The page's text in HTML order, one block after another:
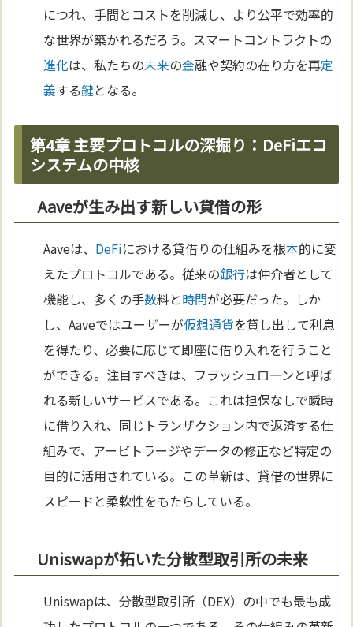
につれ、手間とコストを削減し、より公平で効率的
な世界が築かれるだろう。スマートコントラクトの
進化は、私たちの未来の金融や契約の在り方を再定
義する鍵となる。
第4章 主要プロトコルの深掘り：DeFiエコ
システムの中核
Aaveが生み出す新しい貸借の形
Aaveは、 DeFiにおける貸借りの仕組みを根本的に変
えたプロトコルである。従来の銀行は仲介者として
機能し、多くの手数料と時間が必要だった。しか
し、Aaveではユーザーが仮想通貨を貸し出して利息
を得たり、必要に応じて即座に借り入れを行うこと
ができる。注目すべきは、フラッシュローンと呼ば
れる新しいサービスである。これは担保なしで瞬時
に借り入れ、同じトランザクション内で返済する仕
組みで、アービトラージやデータの修正など特定の
目的に活用されている。この革新は、貸借の世界に
スピードと柔軟性をもたらしている。
Uniswapが拓いた分散型取引所の未来
Uniswapは、分散型取引所（DEX）の中でも最も成